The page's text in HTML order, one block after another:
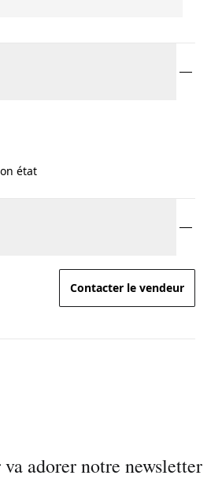
état
Contacter le vendeur
adorer notre newsletter